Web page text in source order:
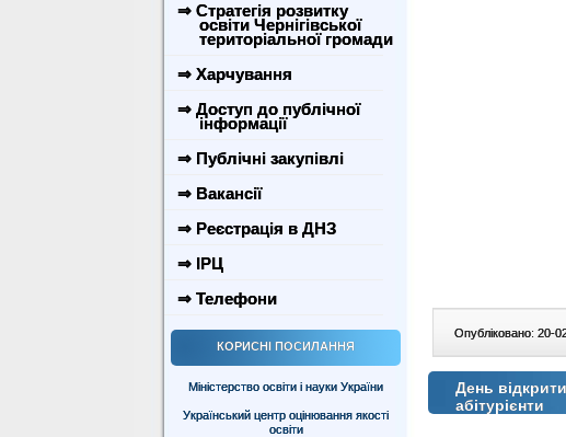
⇒ Стратегія розвитку
освіти Чернігівської
територіальної громади
⇒ Харчування
⇒ Доступ до публічної
інформації
⇒ Публічні закупівлі
⇒ Вакансії
⇒ Реєстрація в ДНЗ
⇒ ІРЦ
⇒ Телефони
КОРИСНІ ПОСИЛАННЯ
Міністерство освіти і науки України
Український центр оцінювання якості
освіти
Опубліковано: 20-
День
абітурієнти